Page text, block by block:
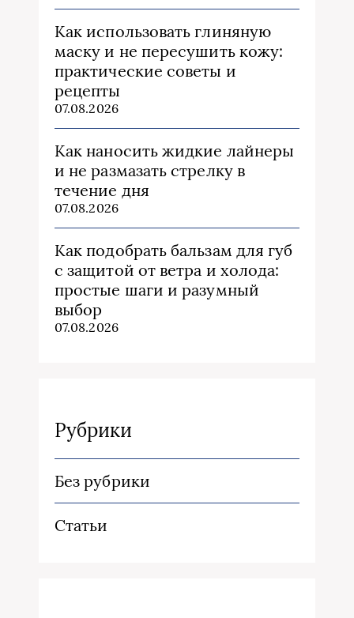
Как использовать глиняную
маску и не пересушить кожу:
практические советы и
рецепты
07.08.2026
Как наносить жидкие лайнеры
и не размазать стрелку в
течение дня
07.08.2026
Как подобрать бальзам для губ
с защитой от ветра и холода:
простые шаги и разумный
выбор
07.08.2026
Рубрики
Без рубрики
Статьи